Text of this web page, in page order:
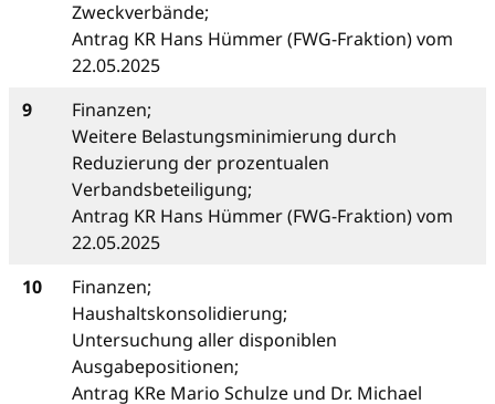
Zweckverbände;
Antrag KR Hans Hümmer (FWG-Fraktion) vom
22.05.2025
9
Finanzen;
Weitere Belastungsminimierung durch
Reduzierung der prozentualen
Verbandsbeteiligung;
Antrag KR Hans Hümmer (FWG-Fraktion) vom
22.05.2025
10
Finanzen;
Haushaltskonsolidierung;
Untersuchung aller disponiblen
Ausgabepositionen;
Antrag KRe Mario Schulze und Dr. Michael